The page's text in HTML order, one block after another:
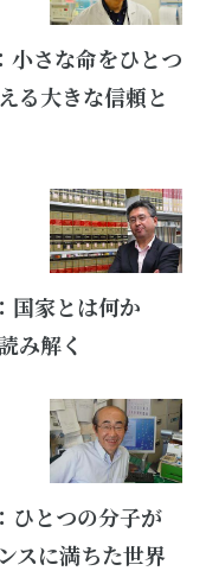
さな命をひとつ
る大きな信頼と
国家とは何か
み解く
とつの分子が
スに満ちた世界